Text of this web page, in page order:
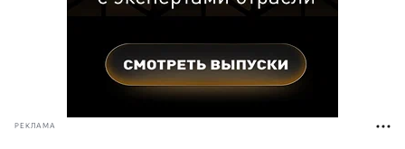
РЕКЛАМА